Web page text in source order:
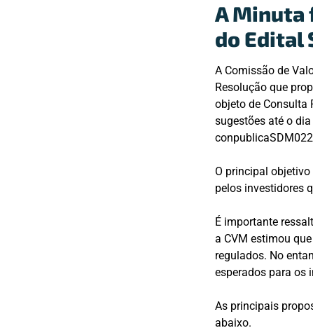
A Minuta
do Edital
A Comissão de
Resolução que
objeto de Consulta
sugestões até o
O principal
pelos investidores
É importante
a CVM estimou
regulados. No
esperados para os
As principais
abaixo.